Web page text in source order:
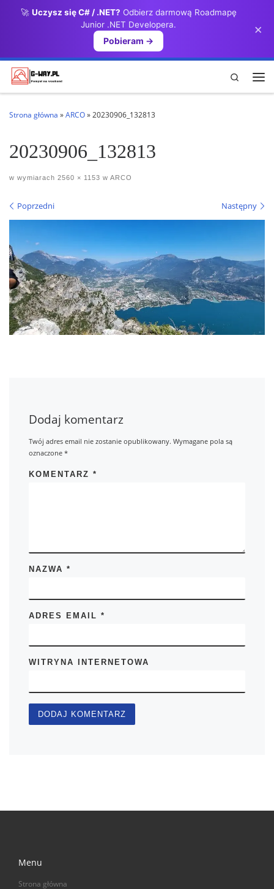
🚀 Uczysz się C# / .NET? Odbierz darmową Roadmapę
Junior .NET Developera.
Pobieram →
×
Przejdź do treści
Search
Strona główna »ARCO»20230906_132813
20230906_132813
w wymiarach 2560 × 1153 w ARCO
Nawigacja po obrazach
Poprzedni Następny
Dodaj komentarz
Twój adres email nie zostanie opublikowany. Wymagane pola są
oznaczone*
KOMENTARZ*
NAZWA*
ADRES EMAIL*
WITRYNA INTERNETOWA
Menu
Strona główna